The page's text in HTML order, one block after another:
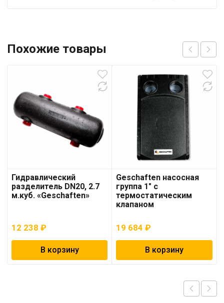
Похожие товары
Гидравлический
разделитель DN20, 2.7
м.куб. «Geschaften»
12 238 ₽
В корзину
Geschaften насосная
группа 1″ с
термостатическим
клапаном
19 684₽
В корзину